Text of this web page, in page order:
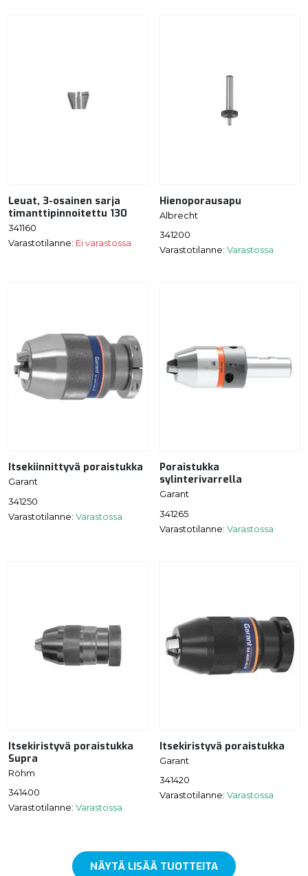
Leuat, 3-osainen sarja
timanttipinnoitettu 130
341160
Varastotilanne: Ei varastossa
Hienoporausapu
Albrecht
341200
Varastotilanne: Varastossa
Itsekiinnittyvä poraistukka
Garant
341250
Varastotilanne: Varastossa
Poraistukka
sylinterivarrella
Garant
341265
Varastotilanne: Varastossa
Itsekiristyvä poraistukka
Supra
Röhm
341400
Varastotilanne: Varastossa
Itsekiristyvä poraistukka
Garant
341420
Varastotilanne: Varastossa
NÄYTÄ LISÄÄ TUOTTEITA